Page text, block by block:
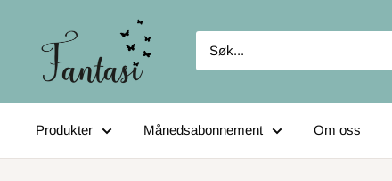
Produkter Månedsabonnement Om oss